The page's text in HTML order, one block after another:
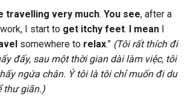
travelling very much. You see, after a
I start to get itchy feet. I meanI
somewhere to relax.” (Tôi rất thích đi
đấy, sau một thời gian dài làm việc, tôi
ngứa chân. Ý tôi là tôi chỉ muốn đi du
thư giãn.)